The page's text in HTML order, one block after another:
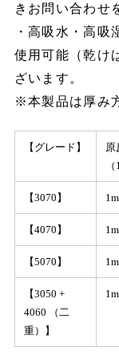
きお問い合わせ
・高吸水・高吸
使用可能（乾け
ざいます。
※本製品は厚み
【グレード】
原
【3070】
【4070】
【5070】
【3050 +
4060 （二
重）】